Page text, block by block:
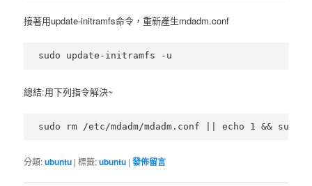
接著用update-initramfs命令，重新產生mdadm.conf
總結:用下列指令解決~
分類:ubuntu |標籤:ubuntu |發佈留言